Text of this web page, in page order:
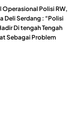
Operasional Polisi RW,
Deli Serdang : “Polisi
Di tengah Tengah
Sebagai Problem